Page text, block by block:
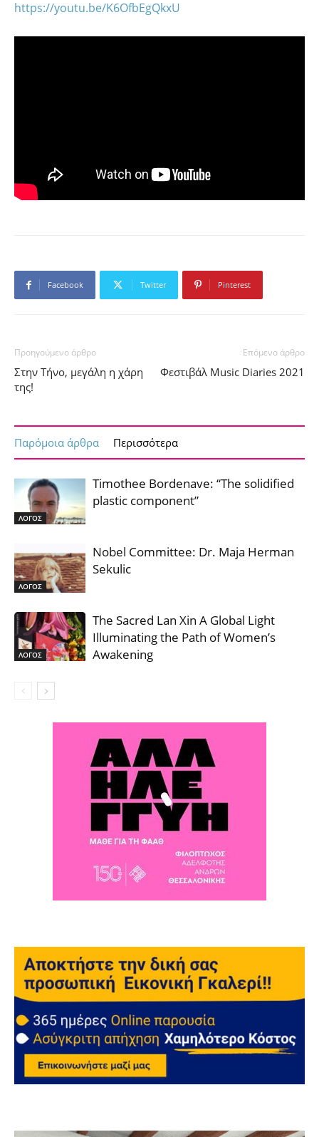
https://youtu.be/K6OfbEgQkxU
Facebook Twitter Pinterest
Προηγούμενο άρθρο
Στην Τήνο, μεγάλη η χάρη
της!
Επόμενο άρθρο
Φεστιβάλ Music Diaries 2021
Παρόμοια άρθρα Περισσότερα
ΛΟΓΟΣ
Timothee Bordenave: “The solidified
plastic component”
ΛΟΓΟΣ
Nobel Committee: Dr. Maja Herman
Sekulic
ΛΟΓΟΣ
The Sacred Lan Xin A Global Light
Illuminating the Path of Women’s
Awakening